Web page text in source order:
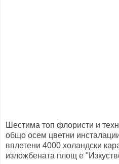
Шестима топ флористи и
общо осем цветни
вплетени 4000 холандски
изложбената площ е